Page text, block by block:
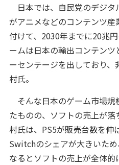
日本では、自民党のデジタ
がアニメなどのコンテンツ
付けて、2030年までに20兆
ームは日本の輸出コンテン
ーセンテージを出しており
村氏。
そんな日本のゲーム市場規
たものの、ソフトの売上が
村氏は、PS5が販売台数を伸
Switchのシェアが大きいた
なるとソフトの売上が全体